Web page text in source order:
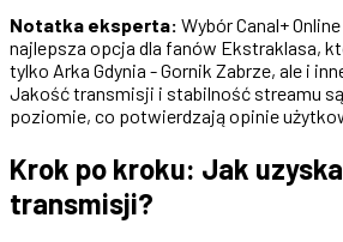
Notatka eksperta: Wybór Canal+
najlepsza opcja dla fanów Ekstraklasa,
tylko Arka Gdynia - Gornik Zabrze, ale i
Jakość transmisji i stabilność streamu
poziomie, co potwierdzają opinie
Krok po kroku: Jak
transmisji?